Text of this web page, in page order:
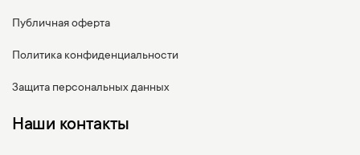
Публичная оферта
Политика конфиденциальности
Защита персональных данных
Наши контакты